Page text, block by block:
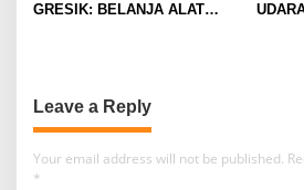
GRESIK: BELANJA ALAT
Leave a Reply
Your email address will not be published.
*